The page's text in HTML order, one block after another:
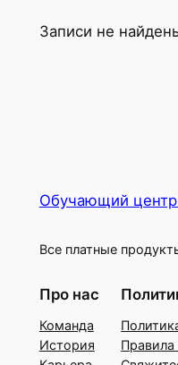
Записи не
Обучающий центр
Все платные
Про нас
Команда
История
Правила